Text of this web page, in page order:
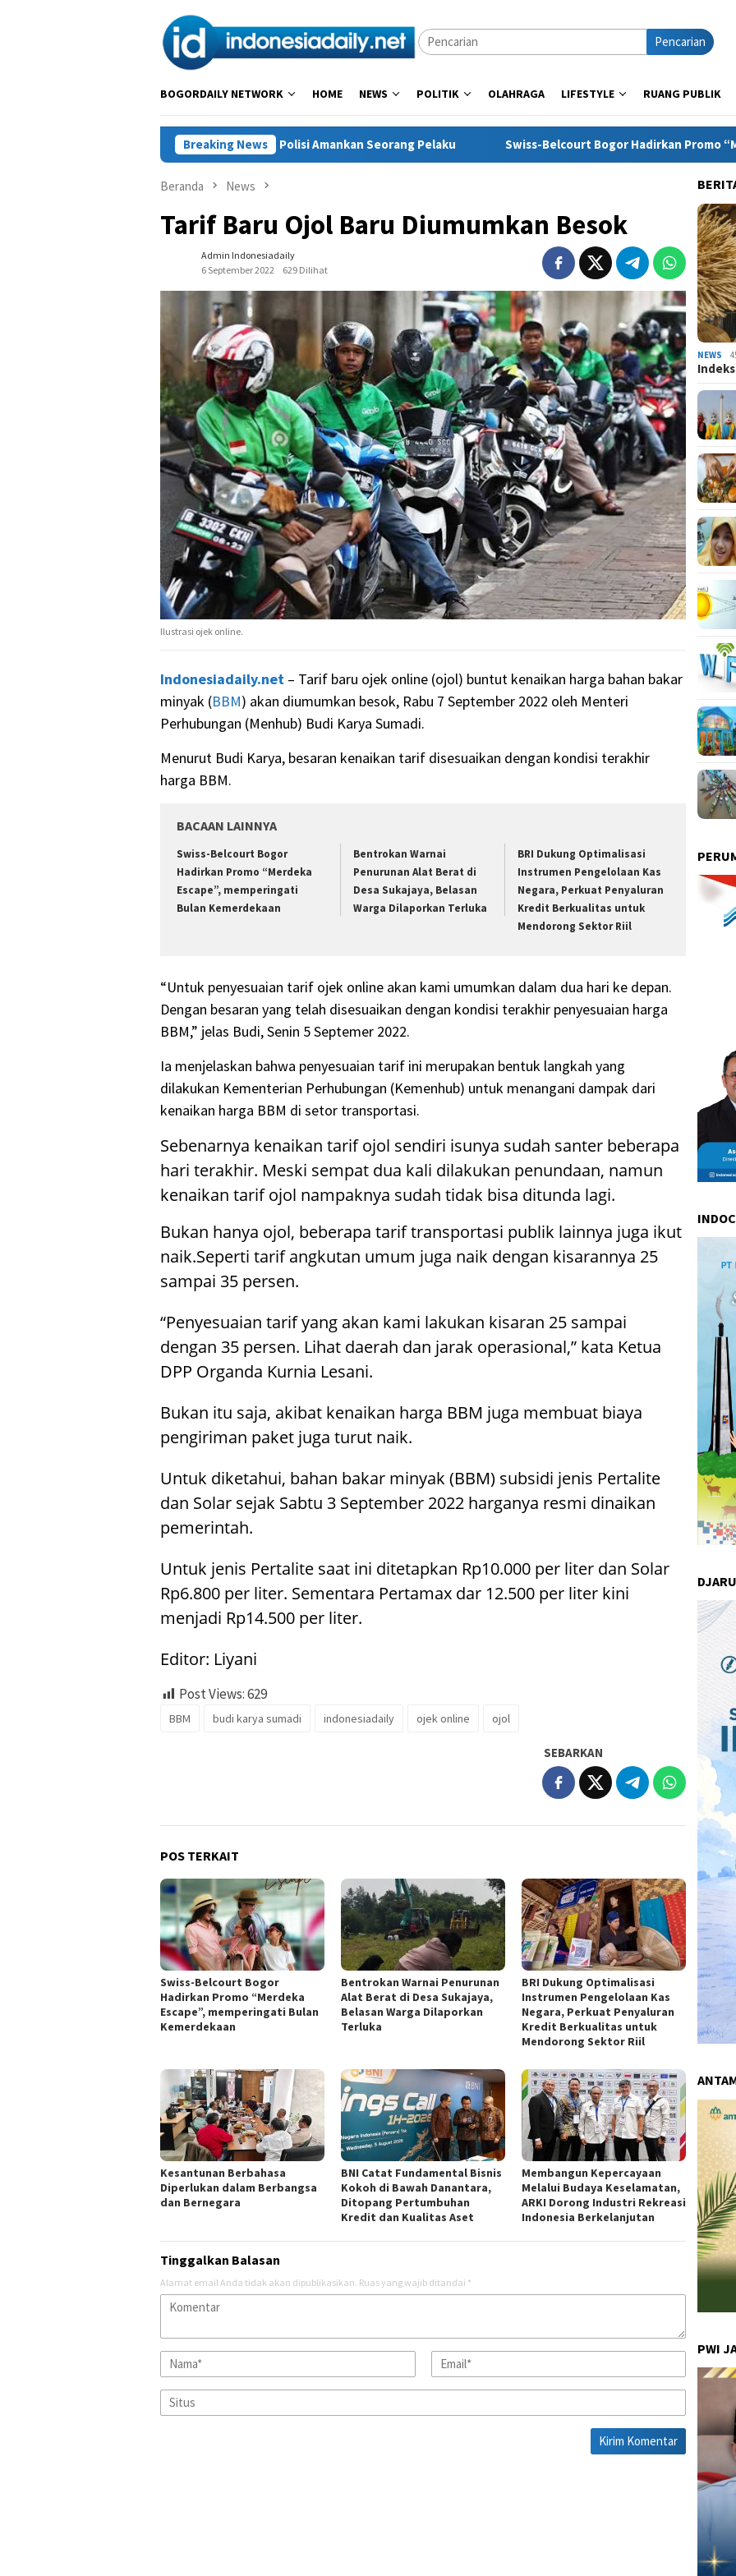
Pencarian
BOGORDAILY NETWORK HOME NEWS POLITIK OLAHRAGA LIFESTYLE RUANG PUBLIK
Breaking News
Akibat Penganiayaan, Polisi Amankan Seorang Pelaku Swiss-Belcourt Bogor Hadirkan Promo “Merdeka Escape”,
Beranda News
Tarif Baru Ojol Baru Diumumkan Besok
Admin Indonesiadaily
6 September 2022
629 Dilihat
Ilustrasi ojek online.
Indonesiadaily.net – Tarif baru ojek online (ojol) buntut kenaikan harga bahan bakar
minyak (BBM) akan diumumkan besok, Rabu 7 September 2022 oleh Menteri
Perhubungan (Menhub) Budi Karya Sumadi.
Menurut Budi Karya, besaran kenaikan tarif disesuaikan dengan kondisi terakhir
harga BBM.
BACAAN LAINNYA
Swiss-Belcourt Bogor
Hadirkan Promo “Merdeka
Escape”, memperingati
Bulan Kemerdekaan
Bentrokan Warnai
Penurunan Alat Berat di
Desa Sukajaya, Belasan
Warga Dilaporkan Terluka
BRI Dukung Optimalisasi
Instrumen Pengelolaan Kas
Negara, Perkuat Penyaluran
Kredit Berkualitas untuk
Mendorong Sektor Riil
“Untuk penyesuaian tarif ojek online akan kami umumkan dalam dua hari ke depan.
Dengan besaran yang telah disesuaikan dengan kondisi terakhir penyesuaian harga
BBM,” jelas Budi, Senin 5 Septemer 2022.
Ia menjelaskan bahwa penyesuaian tarif ini merupakan bentuk langkah yang
dilakukan Kementerian Perhubungan (Kemenhub) untuk menangani dampak dari
kenaikan harga BBM di setor transportasi.
Sebenarnya kenaikan tarif ojol sendiri isunya sudah santer beberapa
hari terakhir. Meski sempat dua kali dilakukan penundaan, namun
kenaikan tarif ojol nampaknya sudah tidak bisa ditunda lagi.
Bukan hanya ojol, beberapa tarif transportasi publik lainnya juga ikut
naik.Seperti tarif angkutan umum juga naik dengan kisarannya 25
sampai 35 persen.
“Penyesuaian tarif yang akan kami lakukan kisaran 25 sampai
dengan 35 persen. Lihat daerah dan jarak operasional,” kata Ketua
DPP Organda Kurnia Lesani.
Bukan itu saja, akibat kenaikan harga BBM juga membuat biaya
pengiriman paket juga turut naik.
Untuk diketahui, bahan bakar minyak (BBM) subsidi jenis Pertalite
dan Solar sejak Sabtu 3 September 2022 harganya resmi dinaikan
pemerintah.
Untuk jenis Pertalite saat ini ditetapkan Rp10.000 per liter dan Solar
Rp6.800 per liter. Sementara Pertamax dar 12.500 per liter kini
menjadi Rp14.500 per liter.
Editor: Liyani
Post Views:629
BBM budi karya sumadi indonesiadaily ojek online ojol
SEBARKAN
POS TERKAIT
Swiss-Belcourt Bogor
Hadirkan Promo “Merdeka
Escape”, memperingati Bulan
Kemerdekaan
Bentrokan Warnai Penurunan
Alat Berat di Desa Sukajaya,
Belasan Warga Dilaporkan
Terluka
BRI Dukung Optimalisasi
Instrumen Pengelolaan Kas
Negara, Perkuat Penyaluran
Kredit Berkualitas untuk
Mendorong Sektor Riil
Kesantunan Berbahasa
Diperlukan dalam Berbangsa
dan Bernegara
BNI Catat Fundamental Bisnis
Kokoh di Bawah Danantara,
Ditopang Pertumbuhan
Kredit dan Kualitas Aset
Membangun Kepercayaan
Melalui Budaya Keselamatan,
ARKI Dorong Industri Rekreasi
Indonesia Berkelanjutan
Tinggalkan Balasan
Alamat email Anda tidak akan dipublikasikan. Ruas yang wajib ditandai *
NEWS
PWI